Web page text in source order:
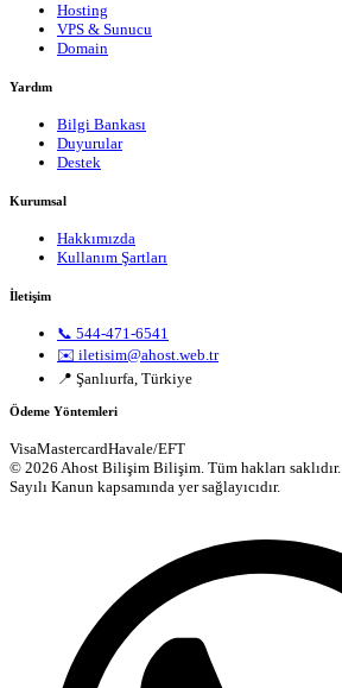
Hosting
VPS & Sunucu
Domain
Yardım
Bilgi Bankası
Duyurular
Destek
Kurumsal
Hakkımızda
Kullanım Şartları
İletişim
📞 544-471-6541
✉️ iletisim@ahost.web.tr
📍 Şanlıurfa, Türkiye
Ödeme Yöntemleri
VisaMastercardHavale/EFT
© 2026 Ahost Bilişim Bilişim. Tüm hakları saklıdır.
Sayılı Kanun kapsamında yer sağlayıcıdır.